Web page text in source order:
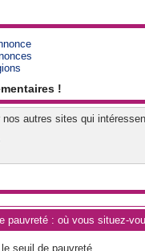
!
nos autres sites qui
pauvreté : où vous situez-
seuil de pauvreté